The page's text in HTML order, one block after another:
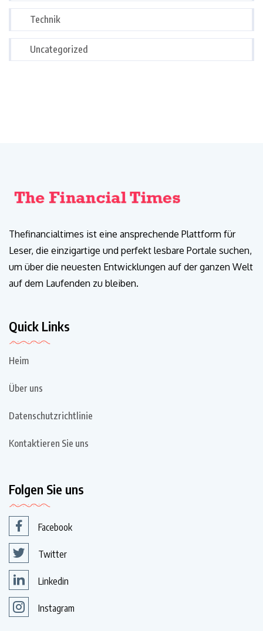
Technik
Uncategorized
Thefinancialtimes ist eine ansprechende Plattform für
Leser, die einzigartige und perfekt lesbare Portale suchen,
um über die neuesten Entwicklungen auf der ganzen Welt
auf dem Laufenden zu bleiben.
Quick Links
Heim
Über uns
Datenschutzrichtlinie
Kontaktieren Sie uns
Folgen Sie uns
Facebook
Twitter
Linkedin
Instagram